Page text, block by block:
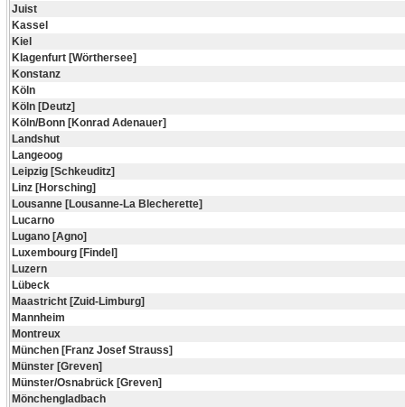
Juist
Kassel
Kiel
Klagenfurt [Wörthersee]
Konstanz
Köln
Köln [Deutz]
Köln/Bonn [Konrad Adenauer]
Landshut
Langeoog
Leipzig [Schkeuditz]
Linz [Horsching]
Lousanne [Lousanne-La Blecherette]
Lucarno
Lugano [Agno]
Luxembourg [Findel]
Luzern
Lübeck
Maastricht [Zuid-Limburg]
Mannheim
Montreux
München [Franz Josef Strauss]
Münster [Greven]
Münster/Osnabrück [Greven]
Mönchengladbach